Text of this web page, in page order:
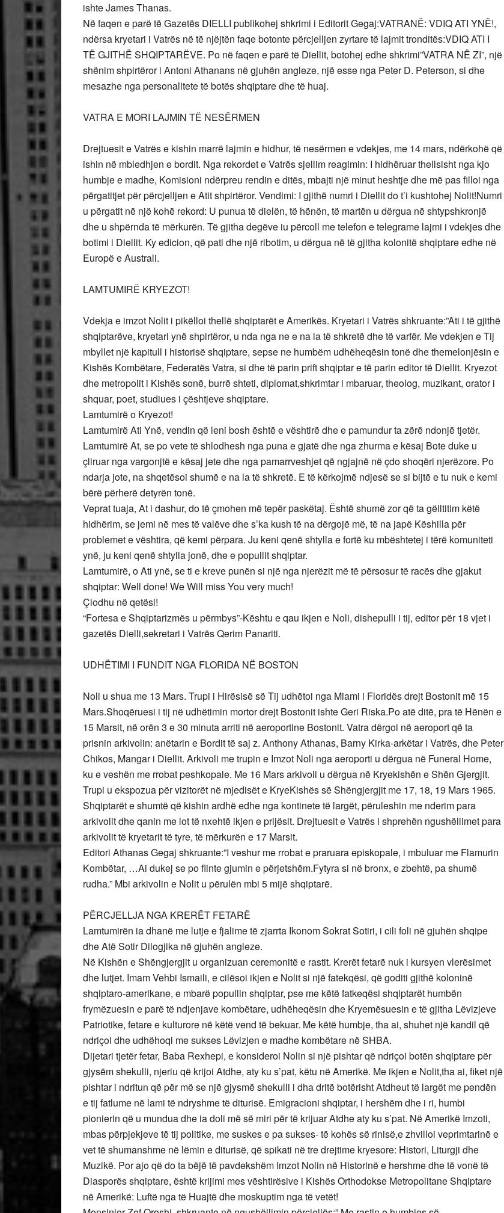
ishte James Thanas.
Në faqen e parë të Gazetës DIELLI publikohej shkrimi i Editorit Gegaj:VATRANË: VDIQ ATI YNË!,
ndërsa kryetari i Vatrës në të njëjtën faqe botonte përcjelljen zyrtare të lajmit tronditës:VDIQ ATI I
TË GJITHË SHQIPTARËVE. Po në faqen e parë të Diellit, botohej edhe shkrimi”VATRA NË ZI”, një
shënim shpirtëror i Antoni Athanans në gjuhën angleze, një esse nga Peter D. Peterson, si dhe
mesazhe nga personalitete të botës shqiptare dhe të huaj.
VATRA E MORI LAJMIN TË NESËRMEN
Drejtuesit e Vatrës e kishin marrë lajmin e hidhur, të nesërmen e vdekjes, me 14 mars, ndërkohë që
ishin në mbledhjen e bordit. Nga rekordet e Vatrës sjellim reagimin: I hidhëruar thellsisht nga kjo
humbje e madhe, Komisioni ndërpreu rendin e ditës, mbajti një minut heshtje dhe më pas filloi nga
përgatitjet për përcjelljen e Atit shpirtëror. Vendimi: I gjithë numri i Diellit do t’i kushtohej Nolit!Numri
u përgatit në një kohë rekord: U punua të dielën, të hënën, të martën u dërgua në shtypshkronjë
dhe u shpërnda të mërkurën. Të gjitha degëve iu përcoll me telefon e telegrame lajmi i vdekjes dhe
botimi i Diellit. Ky edicion, që pati dhe një ribotim, u dërgua në të gjitha kolonitë shqiptare edhe në
Europë e Australi.
LAMTUMIRË KRYEZOT!
Vdekja e imzot Nolit i pikëlloi thellë shqiptarët e Amerikës. Kryetari i Vatrës shkruante:”Ati i të gjithë
shqiptarëve, kryetari ynë shpirtëror, u nda nga ne e na la të shkretë dhe të varfër. Me vdekjen e Tij
mbyllet një kapitull i historisë shqiptare, sepse ne humbëm udhëheqësin tonë dhe themelonjësin e
Kishës Kombëtare, Federatës Vatra, si dhe të parin prift shqiptar e të parin editor të Diellit. Kryezot
dhe metropolit i Kishës sonë, burrë shteti, diplomat,shkrimtar i mbaruar, theolog, muzikant, orator i
shquar, poet, studiues i çështjeve shqiptare.
Lamtumirë o Kryezot!
Lamtumirë Ati Ynë, vendin që leni bosh është e vështirë dhe e pamundur ta zërë ndonjë tjetër.
Lamtumirë At, se po vete të shlodhesh nga puna e gjatë dhe nga zhurma e kësaj Bote duke u
çliruar nga vargonjtë e kësaj jete dhe nga pamarrveshjet që ngjajnë në çdo shoqëri njerëzore. Po
ndarja jote, na shqetësoi shumë e na la të shkretë. E të kërkojmë ndjesë se si bijtë e tu nuk e kemi
bërë përherë detyrën tonë.
Veprat tuaja, At i dashur, do të çmohen më tepër paskëtaj. Është shumë zor që ta gëlltitim këtë
hidhërim, se jemi në mes të valëve dhe s’ka kush të na dërgojë më, të na japë Këshilla për
problemet e vështira, që kemi përpara. Ju keni qenë shtylla e fortë ku mbështetej i tërë komuniteti
ynë, ju keni qenë shtylla jonë, dhe e popullit shqiptar.
Lamtumirë, o Ati ynë, se ti e kreve punën si një nga njerëzit më të përsosur të racës dhe gjakut
shqiptar: Well done! We Will miss You very much!
Çlodhu në qetësi!
“Fortesa e Shqiptarizmës u përmbys”-Kështu e qau ikjen e Noli, dishepulli i tij, editor për 18 vjet i
gazetës Dielli,sekretari i Vatrës Qerim Panariti.
UDHËTIMI I FUNDIT NGA FLORIDA NË BOSTON
Noli u shua me 13 Mars. Trupi i Hirësisë së Tij udhëtoi nga Miami i Floridës drejt Bostonit më 15
Mars.Shoqëruesi i tij në udhëtimin mortor drejt Bostonit ishte Geri Riska.Po atë ditë, pra të Hënën e
15 Marsit, në orën 3 e 30 minuta arriti në aeroportine Bostonit. Vatra dërgoi në aeroport që ta
prisnin arkivolin: anëtarin e Bordit të saj z. Anthony Athanas, Barny Kirka-arkëtar i Vatrës, dhe Peter
Chikos, Mangar i Diellit. Arkivoli me trupin e Imzot Noli nga aeroporti u dërgua në Funeral Home,
ku e veshën me rrobat peshkopale. Me 16 Mars arkivoli u dërgua në Kryekishën e Shën Gjergjit.
Trupi u ekspozua për vizitorët në mjedisët e KryeKishës së Shëngjergjit me 17, 18, 19 Mars 1965.
Shqiptarët e shumtë që kishin ardhë edhe nga kontinete të largët, përuleshin me nderim para
arkivolit dhe qanin me lot të nxehtë ikjen e prijësit. Drejtuesit e Vatrës i shprehën ngushëllimet para
arkivolit të kryetarit të tyre, të mërkurën e 17 Marsit.
Editori Athanas Gegaj shkruante:”I veshur me rrobat e praruara episkopale, i mbuluar me Flamurin
Kombëtar, …Ai dukej se po flinte gjumin e përjetshëm.Fytyra si në bronx, e zbehtë, pa shumë
rudha.” Mbi arkivolin e Nolit u përulën mbi 5 mijë shqiptarë.
PËRCJELLJA NGA KRERËT FETARË
Lamtumirën ia dhanë me lutje e fjalime të zjarrta Ikonom Sokrat Sotiri, i cili foli në gjuhën shqipe
dhe Atë Sotir Dilogjika në gjuhën angleze.
Në Kishën e Shëngjergjit u organizuan ceremonitë e rastit. Krerët fetarë nuk i kursyen vlerësimet
dhe lutjet. Imam Vehbi Ismaili, e cilësoi ikjen e Nolit si një fatekqësi, që goditi gjithë koloninë
shqiptaro-amerikane, e mbarë popullin shqiptar, pse me këtë fatkeqësi shqiptarët humbën
frymëzuesin e parë të ndjenjave kombëtare, udhëheqësin dhe Kryemësuesin e të gjitha Lëvizjeve
Patriotike, fetare e kulturore në këtë vend të bekuar. Me këtë humbje, tha ai, shuhet një kandil që
ndriçoi dhe udhëhoqi me sukses Lëvizjen e madhe kombëtare në SHBA.
Dijetari tjetër fetar, Baba Rexhepi, e konsideroi Nolin si një pishtar që ndriçoi botën shqiptare për
gjysëm shekulli, njeriu që krijoi Atdhe, aty ku s’pat, këtu në Amerikë. Me ikjen e Nolit,tha ai, fiket një
pishtar i ndritun që për më se një gjysmë shekulli i dha dritë botërisht Atdheut të largët me pendën
e tij fatlume në lami të ndryshme të diturisë. Emigracioni shqiptar, i hershëm dhe i ri, humbi
pionierin që u mundua dhe ia doli më së miri për të krijuar Atdhe aty ku s’pat. Në Amerikë Imzoti,
mbas përpjekjeve të tij politike, me suskes e pa sukses- të kohës së rinisë,e zhvilloi veprimtarinë e
vet të shumanshme në lëmin e diturisë, që spikati në tre drejtime kryesore: Histori, Liturgji dhe
Muzikë. Por ajo që do ta bëjë të pavdekshëm Imzot Nolin në Historinë e hershme dhe të vonë të
Diasporës shqiptare, është krijimi mes vështirësive i Kishës Orthodokse Metropolitane Shqiptare
në Amerikë: Luftë nga të Huajtë dhe moskuptim nga të vetët!